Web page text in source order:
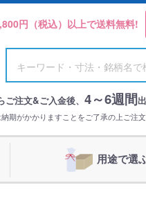
円（税込）以上で送料無料!
ご注文&ご入金後、 4～6週間
がかかりますことをご了承の上ご注文
用途で選